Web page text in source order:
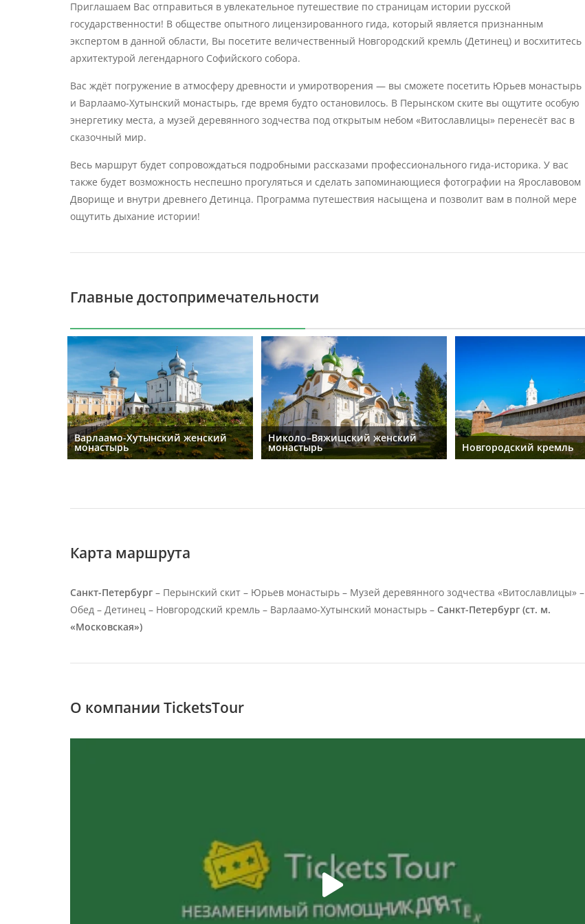
Приглашаем Вас отправиться в увлекательное путешествие по страницам истории русской
государственности! В обществе опытного лицензированного гида, который является признанным
экспертом в данной области, Вы посетите величественный Новгородский кремль (Детинец) и восхититесь
архитектурой легендарного Софийского собора.
Вас ждёт погружение в атмосферу древности и умиротворения — вы сможете посетить Юрьев монастырь
и Варлаамо-Хутынский монастырь, где время будто остановилось. В Перынском ските вы ощутите особую
энергетику места, а музей деревянного зодчества под открытым небом «Витославлицы» перенесёт вас в
сказочный мир.
Весь маршрут будет сопровождаться подробными рассказами профессионального гида-историка. У вас
также будет возможность неспешно прогуляться и сделать запоминающиеся фотографии на Ярославовом
Дворище и внутри древнего Детинца. Программа путешествия насыщена и позволит вам в полной мере
ощутить дыхание истории!
Главные достопримечательности
Варлаамо-Хутынский женский
монастырь
Николо–Вяжищский женский
монастырь Новгородский кремль
Карта маршрута
Санкт-Петербург – Перынский скит – Юрьев монастырь – Музей деревянного зодчества «Витославлицы» –
Обед – Детинец – Новгородский кремль – Варлаамо-Хутынский монастырь – Санкт-Петербург (ст. м.
«Московская»)
О компании TicketsTour